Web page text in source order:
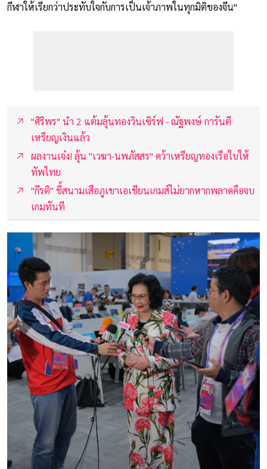
กีฬาให้เรียกว่าประทับใจกับการเป็นเจ้าภาพในทุกมิติของจีน"
"ศิริพร" นำ 2 แต้มลุ้นทองวินเซิร์ฟ - ณัฐพงษ์ การันตี
เหรียญเงินแล้ว
ผลงานเจ๋ง! ลุ้น "เวฆา-นพภัสสร" คว้าเหรียญทองเรือใบให้
ทัพไทย
"กีรติ" ชี้สนามเสือภูเขาเอเชียนเกมส์ไม่ยากหากพลาดคือจบ
เกมทันที